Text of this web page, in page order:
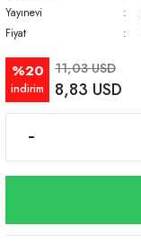
Yayınevi
Fiyat
%20
indirim
11,03 USD
8,83 USD